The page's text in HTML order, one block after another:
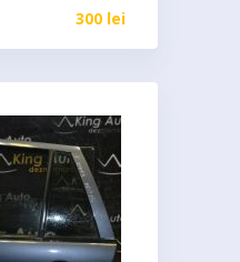
300 lei